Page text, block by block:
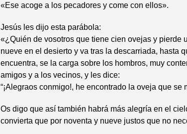
«Ese acoge a los pecadores y come con ellos».
Jesús les dijo esta parábola:
«¿Quién de vosotros que tiene cien ovejas y pierde
nueve en el desierto y va tras la descarriada, hasta
encuentra, se la carga sobre los hombros, muy
amigos y a los vecinos, y les dice:
“¡Alegraos conmigo!, he encontrado la oveja que se
Os digo que así también habrá más alegría en el
convierta que por noventa y nueve justos que no